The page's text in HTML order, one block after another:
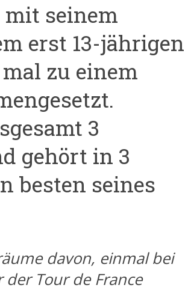
seinem
erst 13-jährigen
zu einem
3
gehört in 3
besten seines
davon, einmal bei
Tour de France